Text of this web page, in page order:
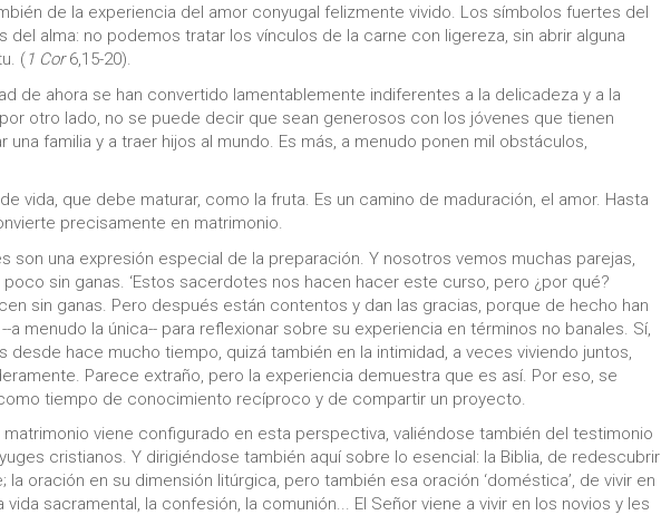
de la experiencia del amor conyugal felizmente vivido. Los símbolos fuertes del
del alma: no podemos tratar los vínculos de la carne con ligereza, sin abrir alguna
(1 Cor6,15-20).
de ahora se han convertido lamentablemente indiferentes a la delicadeza y a la
otro lado, no se puede decir que sean generosos con los jóvenes que tienen
familia y a traer hijos al mundo. Es más, a menudo ponen mil obstáculos,
vida, que debe maturar, como la fruta. Es un camino de maduración, el amor. Hasta
precisamente en matrimonio.
son una expresión especial de la preparación. Y nosotros vemos muchas parejas,
sin ganas. ‘Estos sacerdotes nos hacen hacer este curso, pero ¿por qué?
sin ganas. Pero después están contentos y dan las gracias, porque de hecho han
a menudo la única-- para reflexionar sobre su experiencia en términos no banales. Sí,
desde hace mucho tiempo, quizá también en la intimidad, a veces viviendo juntos,
Parece extraño, pero la experiencia demuestra que es así. Por eso, se
tiempo de conocimiento recíproco y de compartir un proyecto.
viene configurado en esta perspectiva, valiéndose también del testimonio
cristianos. Y dirigiéndose también aquí sobre lo esencial: la Biblia, de redescubrir
oración en su dimensión litúrgica, pero también esa oración ‘doméstica’, de vivir en
sacramental, la confesión, la comunión... El Señor viene a vivir en los novios y les